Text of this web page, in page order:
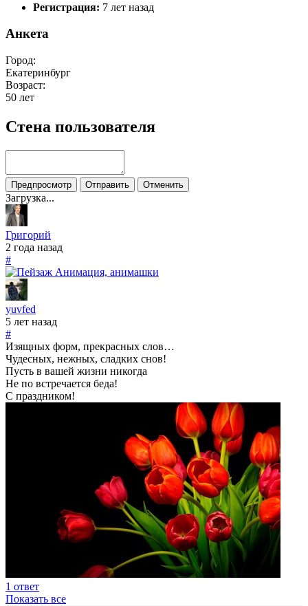
Регистрация: 7 лет назад
Анкета
Город:
Екатеринбург
Возраст:
50 лет
Стена пользователя
Предпросмотр Отправить Отменить
Загрузка...
Григорий
2 года назад
#
yuvfed
5 лет назад
#
Изящных форм, прекрасных слов…
Чудесных, нежных, сладких снов!
Пусть в вашей жизни никогда
Не по встречается беда!
С праздником!
1 ответ
Показать все